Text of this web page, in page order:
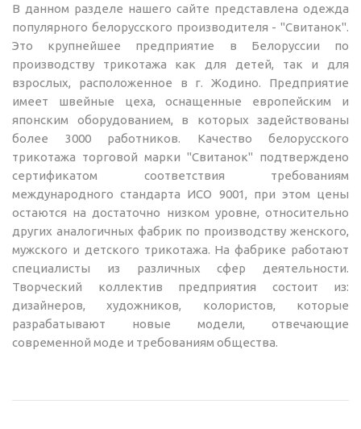
В данном разделе нашего сайте представлена одежда
популярного белорусского производителя - "Свитанок".
Это крупнейшее предприятие в Белоруссии по
производству трикотажа как для детей, так и для
взрослых, расположенное в г. Жодино. Предприятие
имеет швейные цеха, оснащенные европейским и
японским оборудованием, в которых задействованы
более 3000 работников. Качество белорусского
трикотажа торговой марки "Свитанок" подтверждено
сертификатом соответствия требованиям
международного стандарта ИСО 9001, при этом цены
остаются на достаточно низком уровне, относительно
других аналогичных фабрик по производству женского,
мужского и детского трикотажа. На фабрике работают
специалисты из различных сфер деятельности.
Творческий коллектив предприятия состоит из:
дизайнеров, художников, колористов, которые
разрабатывают новые модели, отвечающие
современной моде и требованиям общества.